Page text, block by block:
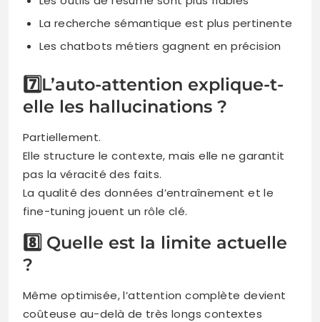
La recherche sémantique est plus pertinente
Les chatbots métiers gagnent en précision
7️⃣L’auto-attention explique-t-
elle les hallucinations ?
Partiellement.
Elle structure le contexte, mais elle ne garantit
pas la véracité des faits.
La qualité des données d’entraînement et le
fine-tuning jouent un rôle clé.
8️⃣ Quelle est la limite actuelle
?
Même optimisée, l’attention complète devient
coûteuse au-delà de très longs contextes